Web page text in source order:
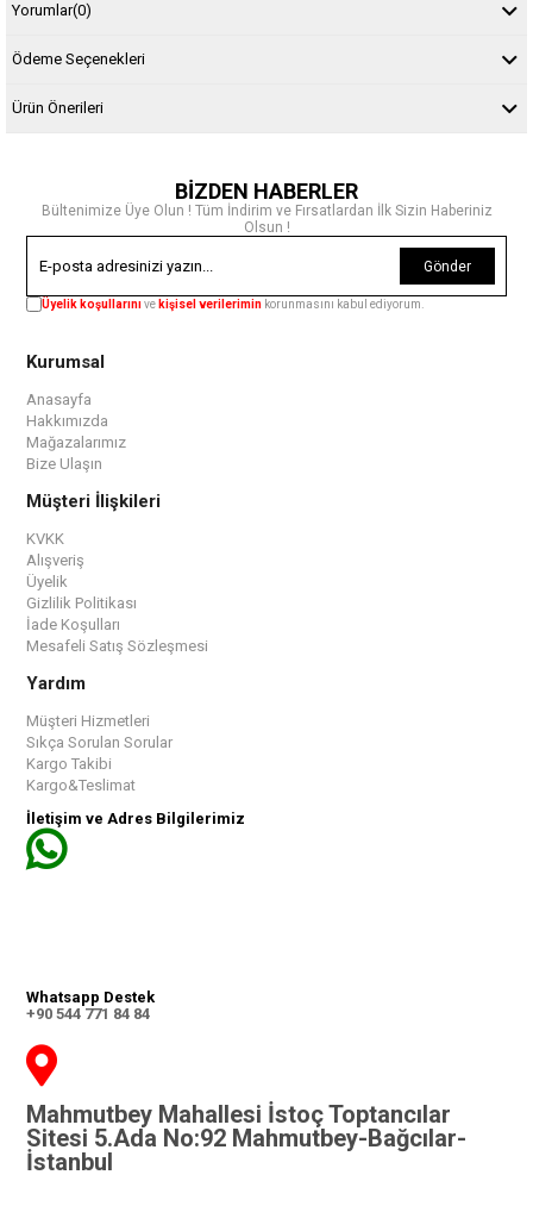
Yorumlar(0)
Ödeme Seçenekleri
Ürün Önerileri
BİZDEN HABERLER
Bültenimize Üye Olun ! Tüm İndirim ve Fırsatlardan İlk Sizin Haberiniz
Olsun !
Gönder
Üyelik koşullarınıve kişisel verilerimin korunmasını kabul ediyorum.
Kurumsal
Anasayfa
Hakkımızda
Mağazalarımız
Bize Ulaşın
Müşteri İlişkileri
KVKK
Alışveriş
Üyelik
Gizlilik Politikası
İade Koşulları
Mesafeli Satış Sözleşmesi
Yardım
Müşteri Hizmetleri
Sıkça Sorulan Sorular
Kargo Takibi
Kargo&Teslimat
İletişim ve Adres Bilgilerimiz
Whatsapp Destek
+90 544 771 84 84
Mahmutbey Mahallesi İstoç Toptancılar
Sitesi 5.Ada No:92 Mahmutbey-Bağcılar-
İstanbul